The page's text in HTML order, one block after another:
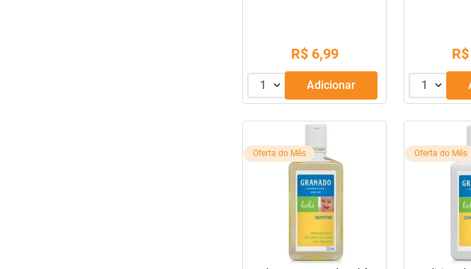
R$ 6,99
1 Adicionar
R$
1
Oferta do Mês Oferta do Mês